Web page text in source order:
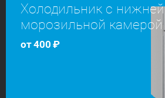
Холодильник с нижней
морозильной камерой
от400 ₽